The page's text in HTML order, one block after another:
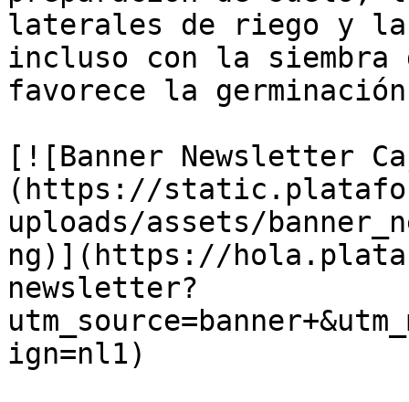
laterales de riego y la
incluso con la siembra
favorece la
[![Banner Newsletter
(https://
uploads/assets/
ng)](https://
newsletter?
ign=nl1)